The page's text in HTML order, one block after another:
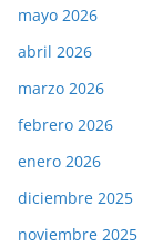
mayo 2026
abril 2026
marzo 2026
febrero 2026
enero 2026
diciembre 2025
noviembre 2025